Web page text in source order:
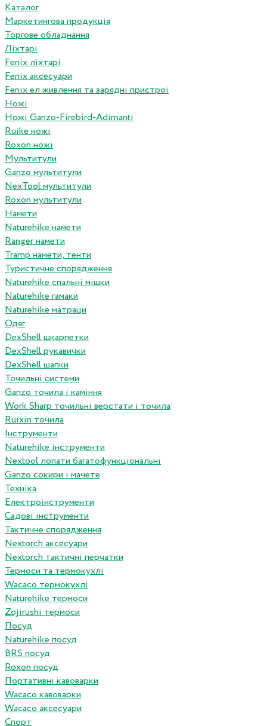
Каталог
Маркетингова продукція
Торгове обладнання
Ліхтарі
Fenix ліхтарі
Fenix аксесуари
Fenix ел живлення та зарядні пристрої
Ножі
Ножі Ganzo-Firebird-Adimanti
Ruike ножі
Roxon ножi
Мультитули
Ganzo мультитули
NexTool мультитули
Roxon мультитули
Намети
Naturehike намети
Ranger намети
Tramp намети, тенти
Туристичне спорядження
Naturehike спальні мішки
Naturehike гамаки
Naturehike матраци
Одяг
DexShell шкарпетки
DexShell рукавички
DexShell шапки
Точильні системи
Ganzo точила і каміння
Work Sharp точильні верстати і точила
Ruixin точила
Інструменти
Naturehike інструменти
Nextool лопати багатофункціональні
Ganzo сокири і мачете
Техніка
Електроінструменти
Садові інструменти
Тактичне спорядження
Nextorch аксесуари
Nextorch тактичні перчатки
Термоси та термокухлі
Wacaco термокухлі
Naturehike термоси
Zojirushi термоси
Посуд
Naturehike посуд
BRS посуд
Roxon посуд
Портативні кавоварки
Wacaco кавоварки
Wacaco аксесуари
Спорт